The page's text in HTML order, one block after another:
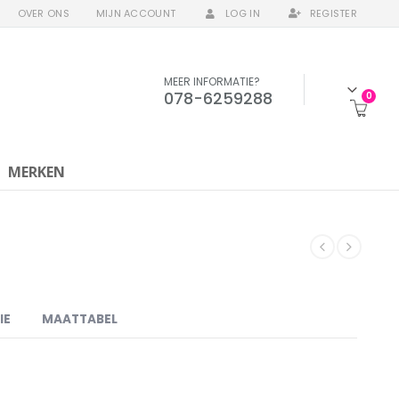
OVER ONS MIJN ACCOUNT LOG IN REGISTER
MEER INFORMATIE?
078-6259288 0
MERKEN
MAATTABEL